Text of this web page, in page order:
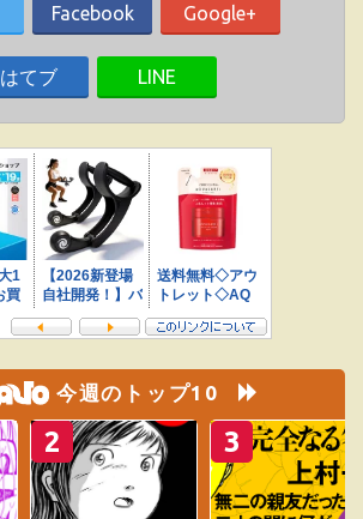
Facebook Google+
はてブ LINE
今週のトップ10
2 3